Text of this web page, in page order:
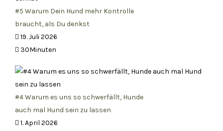
#5 Warum Dein Hund mehr Kontrolle
braucht, als Du denkst
19. Juli 2026
30Minuten
#4 Warum es uns so schwerfällt, Hunde
auch mal Hund sein zu lassen
1. April 2026